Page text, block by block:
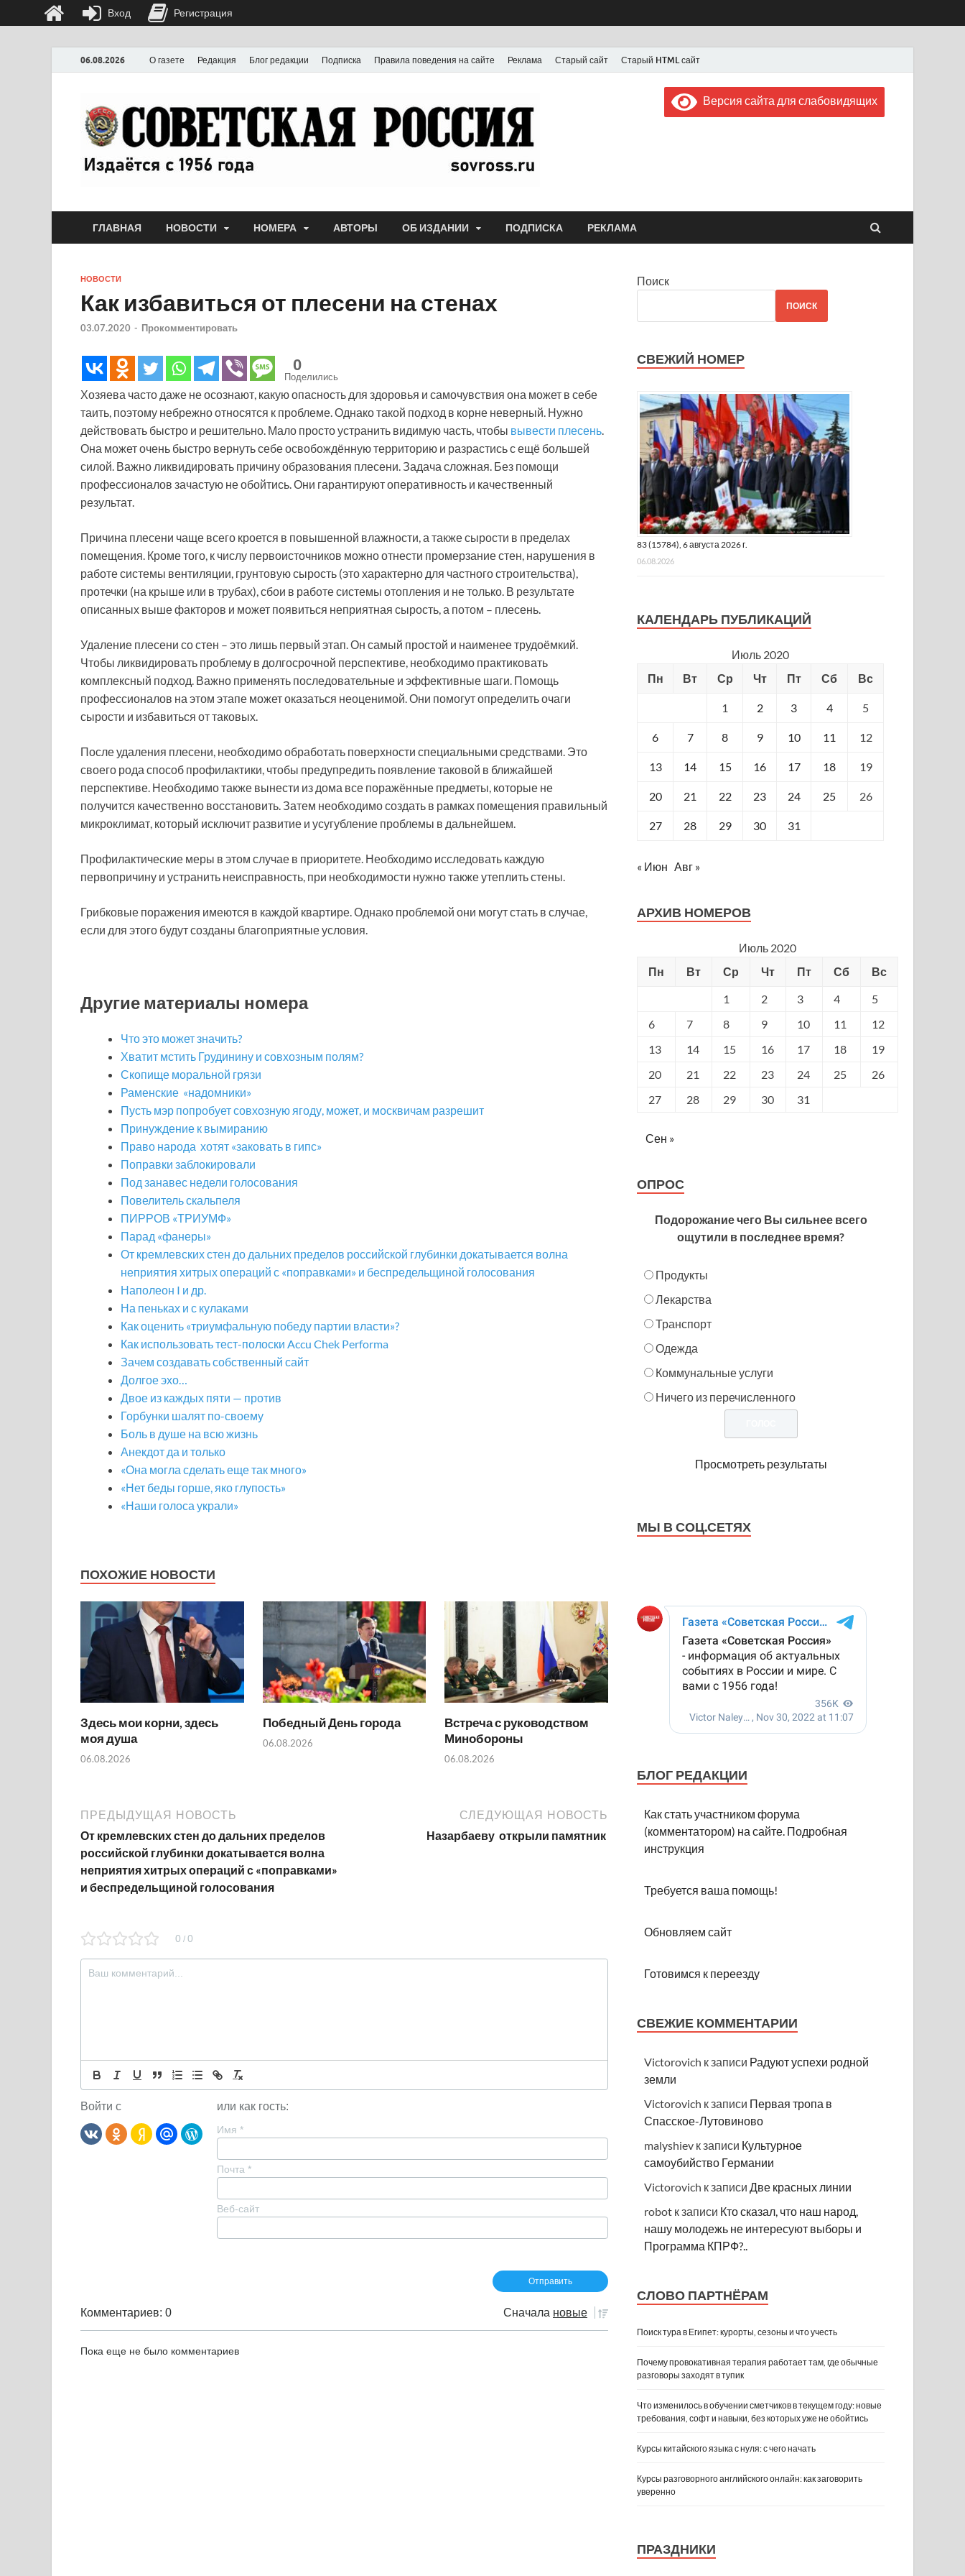
06.08.2026 О газете Редакция Блог редакции Подписка Правила поведения на сайте Реклама Старый сайт Старый HTML сайт
Газета "Советская Россия"
Выпускается с июля 1956 года
Версия сайта для слабовидящих
ГЛАВНАЯ НОВОСТИ НОМЕРА АВТОРЫ ОБ ИЗДАНИИ ПОДПИСКА РЕКЛАМА
НОВОСТИ
Как избавиться от плесени на стенах
03.07.2020 - Прокомментировать
0
Поделились
Хозяева часто даже не осознают, какую опасность для здоровья и самочувствия она может в себе
таить, поэтому небрежно относятся к проблеме. Однако такой подход в корне неверный. Нужно
действовать быстро и решительно. Мало просто устранить видимую часть, чтобы вывести плесень.
Она может очень быстро вернуть себе освобождённую территорию и разрастись с ещё большей
силой. Важно ликвидировать причину образования плесени. Задача сложная. Без помощи
профессионалов зачастую не обойтись. Они гарантируют оперативность и качественный
результат.
Причина плесени чаще всего кроется в повышенной влажности, а также сырости в пределах
помещения. Кроме того, к числу первоисточников можно отнести промерзание стен, нарушения в
работе системы вентиляции, грунтовую сырость (это характерно для частного строительства),
протечки (на крыше или в трубах), сбои в работе системы отопления и не только. В результате
описанных выше факторов и может появиться неприятная сырость, а потом – плесень.
Удаление плесени со стен – это лишь первый этап. Он самый простой и наименее трудоёмкий.
Чтобы ликвидировать проблему в долгосрочной перспективе, необходимо практиковать
комплексный подход. Важно применять последовательные и эффективные шаги. Помощь
профессионалов на этом этапе может оказаться неоценимой. Они помогут определить очаги
сырости и избавиться от таковых.
После удаления плесени, необходимо обработать поверхности специальными средствами. Это
своего рода способ профилактики, чтобы предупредить появление таковой в ближайшей
перспективе. Необходимо также вынести из дома все поражённые предметы, которые не
получится качественно восстановить. Затем необходимо создать в рамках помещения правильный
микроклимат, который исключит развитие и усугубление проблемы в дальнейшем.
Профилактические меры в этом случае в приоритете. Необходимо исследовать каждую
первопричину и устранить неисправность, при необходимости нужно также утеплить стены.
Грибковые поражения имеются в каждой квартире. Однако проблемой они могут стать в случае,
если для этого будут созданы благоприятные условия.
Другие материалы номера
Что это может значить?
Хватит мстить Грудинину и совхозным полям?
Скопище моральной грязи
Раменские «надомники»
Пусть мэр попробует совхозную ягоду, может, и москвичам разрешит
Принуждение к вымиранию
Право народа хотят «заковать в гипс»
Поправки заблокировали
Под занавес недели голосования
Повелитель скальпеля
ПИРРОВ «ТРИУМФ»
Парад «фанеры»
От кремлевских стен до дальних пределов российской глубинки докатывается волна
неприятия хитрых операций с «поправками» и беспредельщиной голосования
Наполеон I и др.
На пеньках и с кулаками
Как оценить «триумфальную победу партии власти»?
Как использовать тест-полоски Accu Chek Performa
Зачем создавать собственный сайт
Долгое эхо…
Двое из каждых пяти — против
Горбунки шалят по-своему
Боль в душе на всю жизнь
Анекдот да и только
«Она могла сделать еще так много»
«Нет беды горше, яко глупость»
«Наши голоса украли»
ПОХОЖИЕ НОВОСТИ
Здесь мои корни, здесь
моя душа
06.08.2026
Победный День города
06.08.2026
Встреча с руководством
Минобороны
06.08.2026
ПРЕДЫДУЩАЯ НОВОСТЬ
От кремлевских стен до дальних пределов
российской глубинки докатывается волна
неприятия хитрых операций с «поправками»
и беспредельщиной голосования
СЛЕДУЮЩАЯ НОВОСТЬ
Назарбаеву открыли памятник
0 / 0
Войти с или как гость:
Имя *
Почта *
Веб-сайт
Комментариев: 0 Сначала новые
Пока еще не было комментариев
Поиск
ПОИСК
СВЕЖИЙ НОМЕР
83 (15784), 6 августа 2026 г.
06.08.2026
КАЛЕНДАРЬ ПУБЛИКАЦИЙ
Июль 2020
Пн
Вт Ср Чт Пт Сб Вс
1 2 3 4 5
6 7 8 9 10 11 12
13 14 15 16 17 18 19
20 21 22 23 24 25 26
27 28 29 30 31
« Июн Авг »
АРХИВ НОМЕРОВ
Июль 2020
Пн
Вт Ср Чт Пт Сб
Вс
1
2 3 4
5
6
7 8 9 10 11
12
13
14 15 16 17 18
19
20
21 22 23 24 25
26
27
28 29 30 31
Сен »
ОПРОС
Подорожание чего Вы сильнее всего
ощутили в последнее время?
Продукты
Лекарства
Транспорт
Одежда
Коммунальные услуги
Ничего из перечисленного
Просмотреть результаты
МЫ В СОЦ.СЕТЯХ
БЛОГ РЕДАКЦИИ
Как стать участником форума
(комментатором) на сайте. Подробная
инструкция
Требуется ваша помощь!
Обновляем сайт
Готовимся к переезду
СВЕЖИЕ КОММЕНТАРИИ
Victorovich к записи Радуют успехи родной
земли
Victorovich к записи Первая тропа в
Спасское-Лутовиново
malyshiev к записи Культурное
самоубийство Германии
Victorovich к записи Две красных линии
robot к записи Кто сказал, что наш народ,
нашу молодежь не интересуют выборы и
Программа КПРФ?..
СЛОВО ПАРТНЁРАМ
Поиск тура в Египет: курорты, сезоны и что учесть
Почему провокативная терапия работает там, где обычные
разговоры заходят в тупик
Что изменилось в обучении сметчиков в текущем году: новые
требования, софт и навыки, без которых уже не обойтись
Курсы китайского языка с нуля: с чего начать
Курсы разговорного английского онлайн: как заговорить
уверенно
ПРАЗДНИКИ
Вход Регистрация